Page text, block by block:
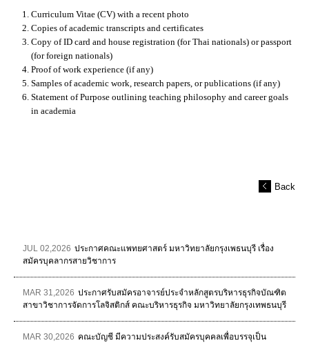
Curriculum Vitae (CV) with a recent photo
Copies of academic transcripts and certificates
Copy of ID card and house registration (for Thai nationals) or passport
(for foreign nationals)
Proof of work experience (if any)
Samples of academic work, research papers, or publications (if any)
Statement of Purpose outlining teaching philosophy and career goals
in academia
Back
JUL 02,2026 ประกาศคณะแพทยศาสตร์ มหาวิทยาลัยกรุงเพธนบุรี เรื่อง
สมัครบุคลากรสายวิชาการ
MAR 31,2026 ประกาศรับสมัครอาจารย์ประจำหลักสูตรบริหารธุรกิจบัณฑิต
สาขาวิชาการจัดการโลจิสติกส์ คณะบริหารธุรกิจ มหาวิทยาลัยกรุงเทพธนบุรี
MAR 30,2026 คณะบัญชี มีความประสงค์รับสมัครบุคคลเพื่อบรรจุเป็น